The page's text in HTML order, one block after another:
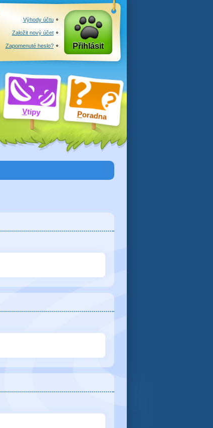
Vtipy Poradna
Výhody účtu
Založit nový účet
Zapomenuté heslo? Přihlásit